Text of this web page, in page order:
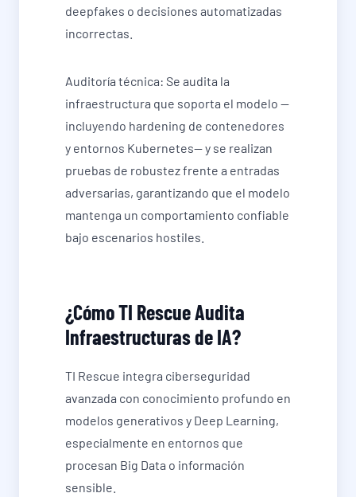
deepfakes o decisiones automatizadas
incorrectas.
Auditoría técnica: Se audita la
infraestructura que soporta el modelo —
incluyendo hardening de contenedores
y entornos Kubernetes— y se realizan
pruebas de robustez frente a entradas
adversarias, garantizando que el modelo
mantenga un comportamiento confiable
bajo escenarios hostiles.
¿Cómo TI Rescue Audita
Infraestructuras de IA?
TI Rescue integra ciberseguridad
avanzada con conocimiento profundo en
modelos generativos y Deep Learning,
especialmente en entornos que
procesan Big Data o información
sensible.